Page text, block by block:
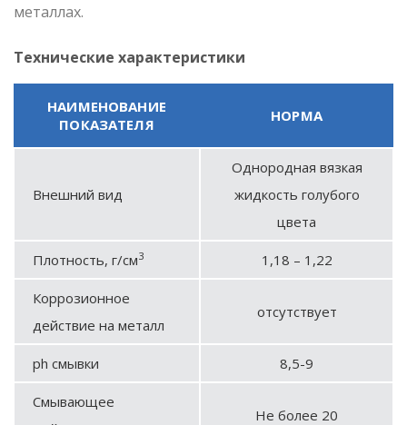
металлах.
Технические характеристики
НАИМЕНОВАНИЕ
ПОКАЗАТЕЛЯ
НОРМА
Внешний вид
Однородная вязкая
жидкость голубого
цвета
Плотность, г/см3 1,18 – 1,22
Коррозионное
действие на металл
отсутствует
ph смывки 8,5-9
Смывающее
Не более 20